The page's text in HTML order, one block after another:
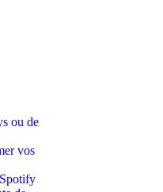
ou de
vos